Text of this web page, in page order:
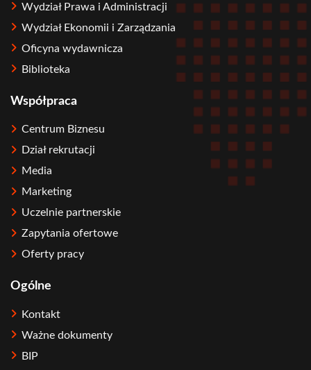
Wydział Prawa i Administracji
Wydział Ekonomii i Zarządzania
Oficyna wydawnicza
Biblioteka
Współpraca
Centrum Biznesu
Dział rekrutacji
Media
Marketing
Uczelnie partnerskie
Zapytania ofertowe
Oferty pracy
Ogólne
Kontakt
Ważne dokumenty
BIP